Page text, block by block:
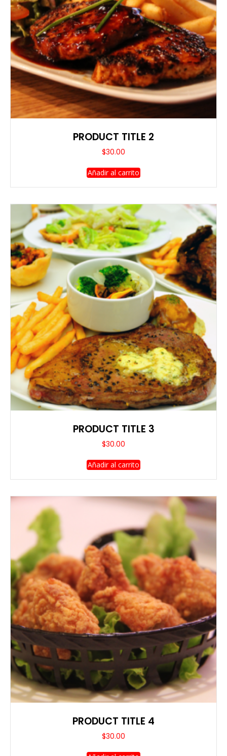
PRODUCT TITLE 2
$30.00
Añadir al carrito
PRODUCT TITLE 3
$30.00
Añadir al carrito
PRODUCT TITLE 4
$30.00